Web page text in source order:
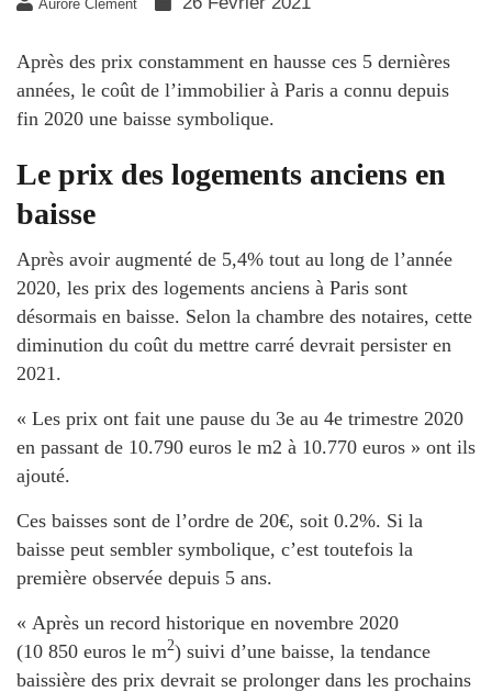
Aurore Clément
Après des prix constamment en hausse ces 5 dernières
années, le coût de l’immobilier à Paris a connu depuis
fin 2020 une baisse symbolique.
Le prix des logements anciens en
baisse
Après avoir augmenté de 5,4% tout au long de l’année
2020, les prix des logements anciens à Paris sont
désormais en baisse. Selon la chambre des notaires, cette
diminution du coût du mettre carré devrait persister en
2021.
« Les prix ont fait une pause du 3e au 4e trimestre 2020
en passant de 10.790 euros le m2 à 10.770 euros » ont ils
ajouté.
Ces baisses sont de l’ordre de 20€, soit 0.2%. Si la
baisse peut sembler symbolique, c’est toutefois la
première observée depuis 5 ans.
« Après un record historique en novembre 2020
(10 850 euros le m2) suivi d’une baisse, la tendance
baissière des prix devrait se prolonger dans les prochains